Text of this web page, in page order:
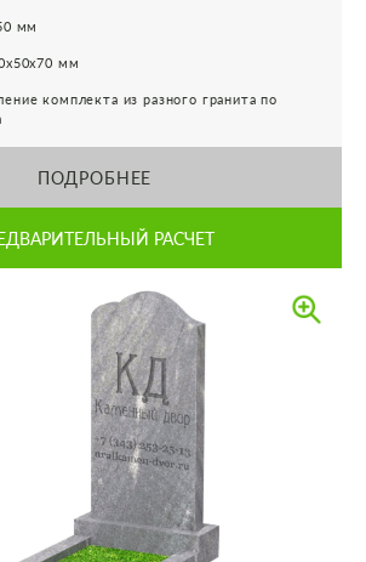
мм
мм
комплекта из разного гранита по
ПОДРОБНЕЕ
РАСЧЕТ